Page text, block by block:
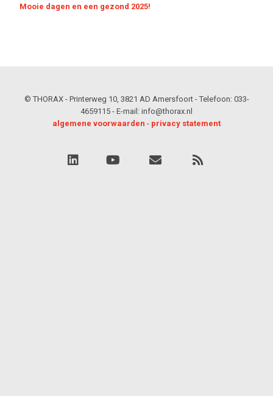
Mooie dagen en een gezond 2025!
© THORAX - Printerweg 10, 3821 AD Amersfoort - Telefoon: 033-
4659115 - E-mail: info@thorax.nl
algemene voorwaarden - privacy statement